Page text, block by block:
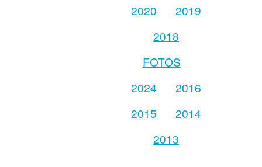
2020
2019
2018
FOTOS
2024
2016
2015
2014
2013